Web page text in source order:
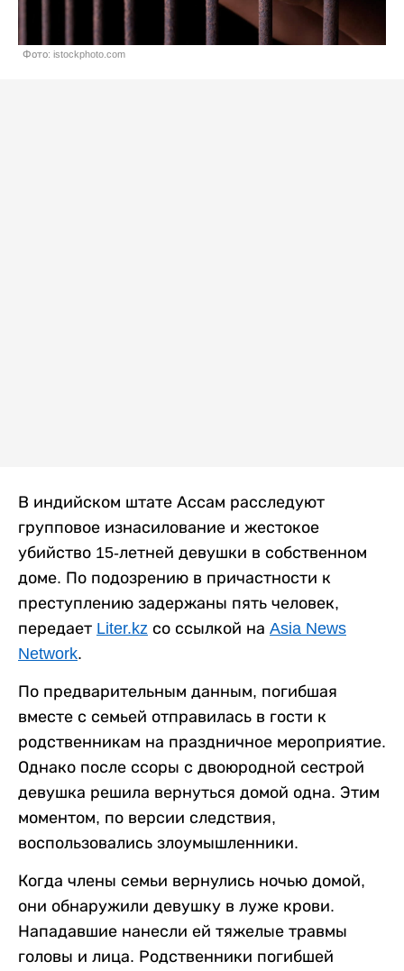
Фото: istockphoto.com
В индийском штате Ассам расследуют
групповое изнасилование и жестокое
убийство 15-летней девушки в собственном
доме. По подозрению в причастности к
преступлению задержаны пять человек,
передает Liter.kz со ссылкой на Asia News
Network.
По предварительным данным, погибшая
вместе с семьей отправилась в гости к
родственникам на праздничное мероприятие.
Однако после ссоры с двоюродной сестрой
девушка решила вернуться домой одна. Этим
моментом, по версии следствия,
воспользовались злоумышленники.
Когда члены семьи вернулись ночью домой,
они обнаружили девушку в луже крови.
Нападавшие нанесли ей тяжелые травмы
головы и лица. Родственники погибшей